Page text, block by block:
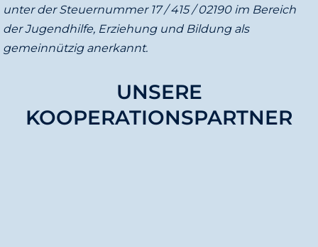
unter der Steuernummer 17 / 415 / 02190 im Bereich
der Jugendhilfe, Erziehung und Bildung als
gemeinnützig anerkannt.
UNSERE
KOOPERATIONSPARTNER